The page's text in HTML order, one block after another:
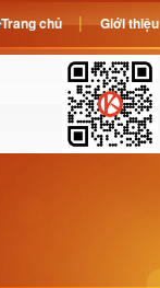
Trang chủ Giới thiệu